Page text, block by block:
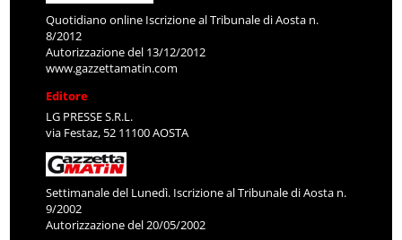
Quotidiano online Iscrizione al Tribunale di Aosta n.
8/2012
Autorizzazione del 13/12/2012
www.gazzettamatin.com
Editore
LG PRESSE S.R.L.
via Festaz, 52 11100 AOSTA
Settimanale del Lunedì. Iscrizione al Tribunale di Aosta n.
9/2002
Autorizzazione del 20/05/2002